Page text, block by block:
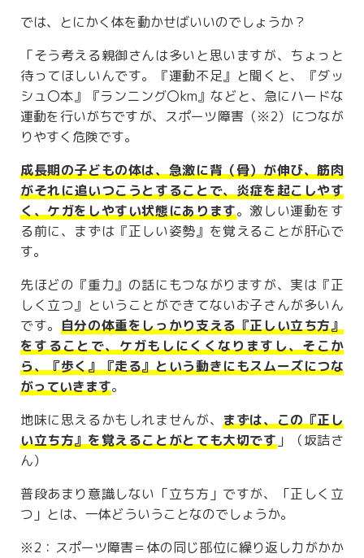
では、とにかく体を動かせばいいのでしょうか？
「そう考える親御さんは多いと思いますが、ちょっと
待ってほしいんです。『運動不足』と聞くと、『ダッ
シュ〇本』『ランニング〇km』などと、急にハードな
運動を行いがちですが、スポーツ障害（※2）につなが
りやすく危険です。
成長期の子どもの体は、急激に背（骨）が伸び、筋肉
がそれに追いつこうとすることで、炎症を起こしやす
く、ケガをしやすい状態にあります。激しい運動をす
る前に、まずは『正しい姿勢』を覚えることが肝心で
す。
先ほどの『重力』の話にもつながりますが、実は『正
しく立つ』ということができてないお子さんが多いん
です。 自分の体重をしっかり支える『正しい立ち方』
をすることで、ケガもしにくくなりますし、そこか
ら、『歩く』『走る』という動きにもスムーズにつな
がっていきます。
地味に思えるかもしれませんが、まずは、この『正し
い立ち方』を覚えることがとても大切です」（坂詰さ
ん）
普段あまり意識しない「立ち方」ですが、「正しく立
つ」とは、一体どういうことなのでしょうか。
※2：スポーツ障害＝体の同じ部位に繰り返し力がかか